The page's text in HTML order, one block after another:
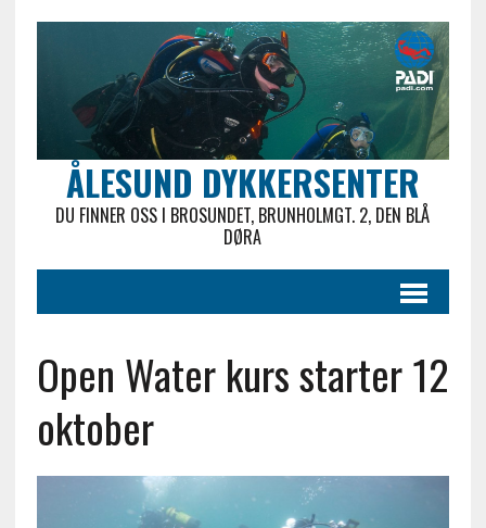
ÅLESUND DYKKERSENTER
DU FINNER OSS I BROSUNDET, BRUNHOLMGT. 2, DEN BLÅ
DØRA
Open Water kurs starter 12
oktober